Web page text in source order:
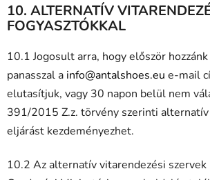
10. ALTERNATÍV
FOGYASZTÓKKAL
10.1 Jogosult arra, hogy először
panasszal a info@antalshoes.eu e-mail
elutasítjuk, vagy 30 napon belül nem
391/2015 Z.z. törvény szerinti
eljárást kezdeményezhet.
10.2 Az alternatív vitarendezési